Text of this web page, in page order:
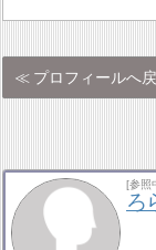
プロフィールへ
[参照
ろ